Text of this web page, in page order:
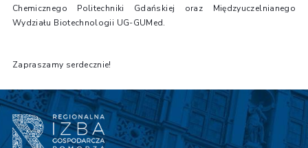
Chemicznego Politechniki Gdańskiej oraz Międzyuczelnianego
Wydziału Biotechnologii UG-GUMed.
Zapraszamy serdecznie!